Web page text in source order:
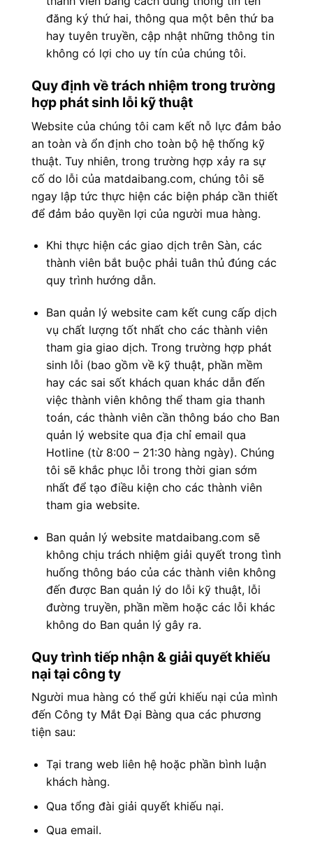
đăng ký thứ hai, thông qua một bên thứ ba
hay tuyên truyền, cập nhật những thông tin
không có lợi cho uy tín của chúng tôi.
Quy định về trách nhiệm trong trường
hợp phát sinh lỗi kỹ thuật
Website của chúng tôi cam kết nỗ lực đảm bảo
an toàn và ổn định cho toàn bộ hệ thống kỹ
thuật. Tuy nhiên, trong trường hợp xảy ra sự
cố do lỗi của matdaibang.com, chúng tôi sẽ
ngay lập tức thực hiện các biện pháp cần thiết
để đảm bảo quyền lợi của người mua hàng.
Khi thực hiện các giao dịch trên Sàn, các
thành viên bắt buộc phải tuân thủ đúng các
quy trình hướng dẫn.
Ban quản lý website cam kết cung cấp dịch
vụ chất lượng tốt nhất cho các thành viên
tham gia giao dịch. Trong trường hợp phát
sinh lỗi (bao gồm về kỹ thuật, phần mềm
hay các sai sốt khách quan khác dẫn đến
việc thành viên không thể tham gia thanh
toán, các thành viên cần thông báo cho Ban
quản lý website qua địa chỉ email qua
Hotline (từ 8:00 – 21:30 hàng ngày). Chúng
tôi sẽ khắc phục lỗi trong thời gian sớm
nhất để tạo điều kiện cho các thành viên
tham gia website.
Ban quản lý website matdaibang.com sẽ
không chịu trách nhiệm giải quyết trong tình
huống thông báo của các thành viên không
đến được Ban quản lý do lỗi kỹ thuật, lỗi
đường truyền, phần mềm hoặc các lỗi khác
không do Ban quản lý gây ra.
Quy trình tiếp nhận & giải quyết khiếu
nại tại công ty
Người mua hàng có thể gửi khiếu nại của mình
đến Công ty Mắt Đại Bàng qua các phương
tiện sau:
Tại trang web liên hệ hoặc phần bình luận
khách hàng.
Qua tổng đài giải quyết khiếu nại.
Qua email.